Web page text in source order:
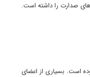
دوره های صدارت را داشته است.
حزب مردم پاکستان در ائتلاف بوده است. بسیاری از اعضای